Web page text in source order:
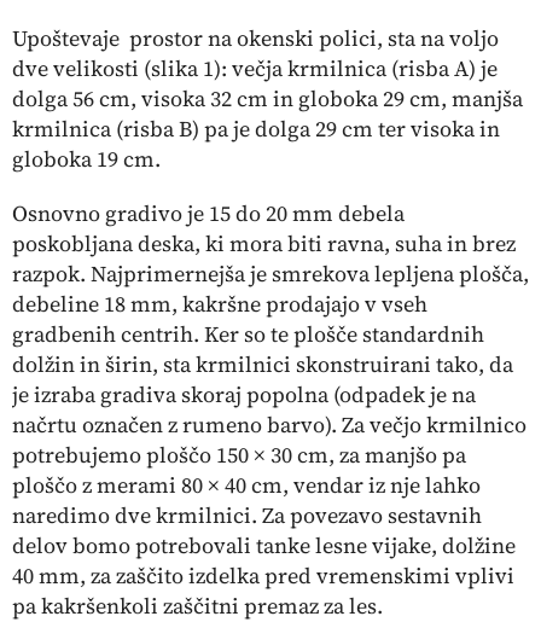
Upoštevaje prostor na okenski polici, sta na voljo
dve velikosti (slika 1): večja krmilnica (risba A) je
dolga 56 cm, visoka 32 cm in globoka 29 cm, manjša
krmilnica (risba B) pa je dolga 29 cm ter visoka in
globoka 19 cm.
Osnovno gradivo je 15 do 20 mm debela
poskobljana deska, ki mora biti ravna, suha in brez
razpok. Najprimernejša je smrekova lepljena plošča,
debeline 18 mm, kakršne prodajajo v vseh
gradbenih centrih. Ker so te plošče standardnih
dolžin in širin, sta krmilnici skonstruirani tako, da
je izraba gradiva skoraj popolna (odpadek je na
načrtu označen z rumeno barvo). Za večjo krmilnico
potrebujemo ploščo 150 × 30 cm, za manjšo pa
ploščo z merami 80 × 40 cm, vendar iz nje lahko
naredimo dve krmilnici. Za povezavo sestavnih
delov bomo potrebovali tanke lesne vijake, dolžine
40 mm, za zaščito izdelka pred vremenskimi vplivi
pa kakršenkoli zaščitni premaz za les.